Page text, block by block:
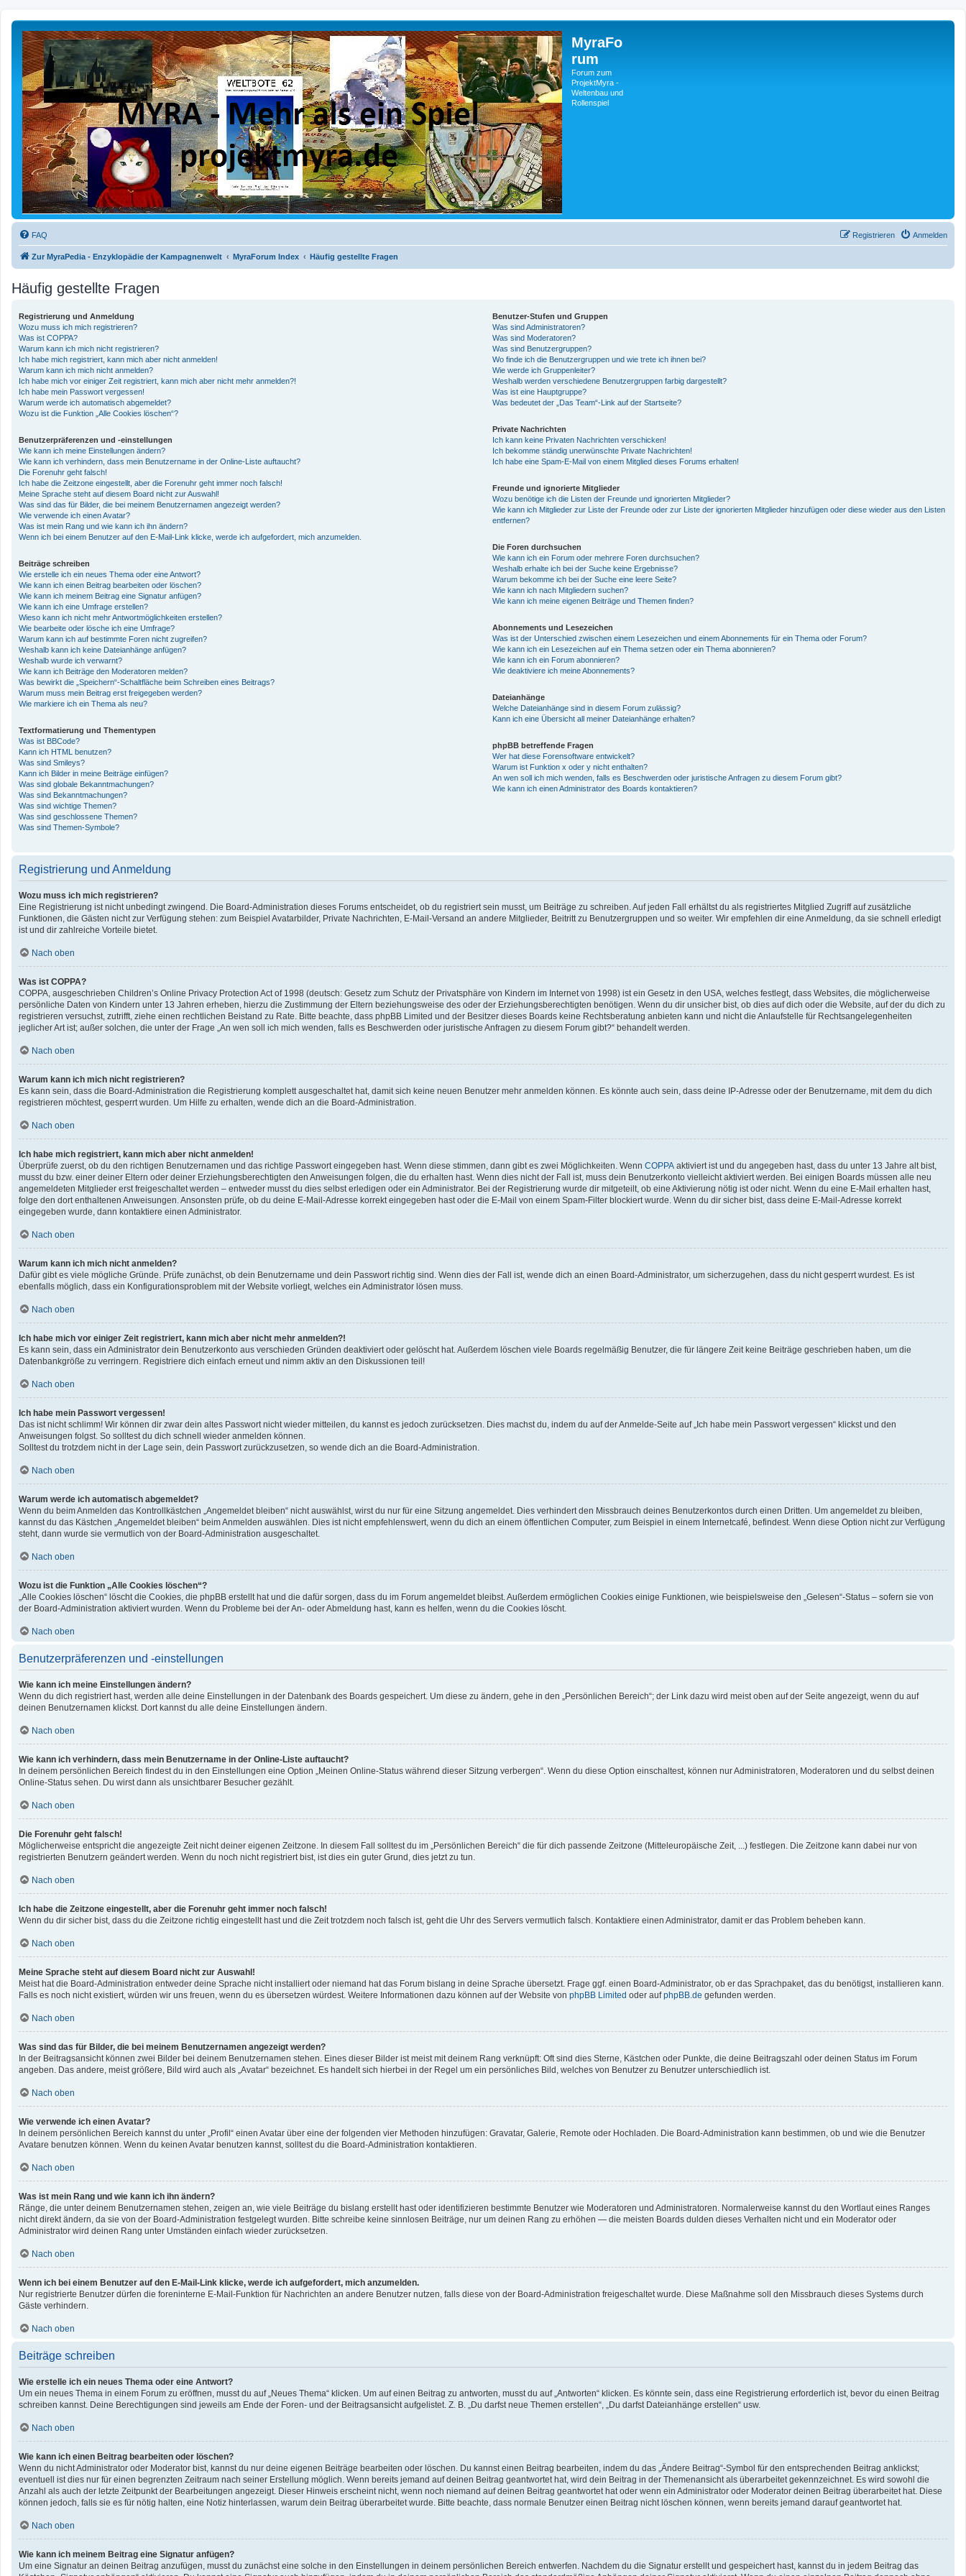
MyraFo
rum
Forum zum
ProjektMyra -
Weltenbau und
Rollenspiel
FAQ Anmelden
Registrieren
Zur MyraPedia - Enzyklopädie der Kampagnenwelt MyraForum Index Häufig gestellte Fragen
Häufig gestellte Fragen
Registrierung und Anmeldung
Wozu muss ich mich registrieren?
Was ist COPPA?
Warum kann ich mich nicht registrieren?
Ich habe mich registriert, kann mich aber nicht anmelden!
Warum kann ich mich nicht anmelden?
Ich habe mich vor einiger Zeit registriert, kann mich aber nicht mehr anmelden?!
Ich habe mein Passwort vergessen!
Warum werde ich automatisch abgemeldet?
Wozu ist die Funktion „Alle Cookies löschen“?
Benutzerpräferenzen und -einstellungen
Wie kann ich meine Einstellungen ändern?
Wie kann ich verhindern, dass mein Benutzername in der Online-Liste auftaucht?
Die Forenuhr geht falsch!
Ich habe die Zeitzone eingestellt, aber die Forenuhr geht immer noch falsch!
Meine Sprache steht auf diesem Board nicht zur Auswahl!
Was sind das für Bilder, die bei meinem Benutzernamen angezeigt werden?
Wie verwende ich einen Avatar?
Was ist mein Rang und wie kann ich ihn ändern?
Wenn ich bei einem Benutzer auf den E-Mail-Link klicke, werde ich aufgefordert, mich anzumelden.
Beiträge schreiben
Wie erstelle ich ein neues Thema oder eine Antwort?
Wie kann ich einen Beitrag bearbeiten oder löschen?
Wie kann ich meinem Beitrag eine Signatur anfügen?
Wie kann ich eine Umfrage erstellen?
Wieso kann ich nicht mehr Antwortmöglichkeiten erstellen?
Wie bearbeite oder lösche ich eine Umfrage?
Warum kann ich auf bestimmte Foren nicht zugreifen?
Weshalb kann ich keine Dateianhänge anfügen?
Weshalb wurde ich verwarnt?
Wie kann ich Beiträge den Moderatoren melden?
Was bewirkt die „Speichern“-Schaltfläche beim Schreiben eines Beitrags?
Warum muss mein Beitrag erst freigegeben werden?
Wie markiere ich ein Thema als neu?
Textformatierung und Thementypen
Was ist BBCode?
Kann ich HTML benutzen?
Was sind Smileys?
Kann ich Bilder in meine Beiträge einfügen?
Was sind globale Bekanntmachungen?
Was sind Bekanntmachungen?
Was sind wichtige Themen?
Was sind geschlossene Themen?
Was sind Themen-Symbole?
Benutzer-Stufen und Gruppen
Was sind Administratoren?
Was sind Moderatoren?
Was sind Benutzergruppen?
Wo finde ich die Benutzergruppen und wie trete ich ihnen bei?
Wie werde ich Gruppenleiter?
Weshalb werden verschiedene Benutzergruppen farbig dargestellt?
Was ist eine Hauptgruppe?
Was bedeutet der „Das Team“-Link auf der Startseite?
Private Nachrichten
Ich kann keine Privaten Nachrichten verschicken!
Ich bekomme ständig unerwünschte Private Nachrichten!
Ich habe eine Spam-E-Mail von einem Mitglied dieses Forums erhalten!
Freunde und ignorierte Mitglieder
Wozu benötige ich die Listen der Freunde und ignorierten Mitglieder?
Wie kann ich Mitglieder zur Liste der Freunde oder zur Liste der ignorierten Mitglieder hinzufügen oder diese wieder aus den Listen
entfernen?
Die Foren durchsuchen
Wie kann ich ein Forum oder mehrere Foren durchsuchen?
Weshalb erhalte ich bei der Suche keine Ergebnisse?
Warum bekomme ich bei der Suche eine leere Seite?
Wie kann ich nach Mitgliedern suchen?
Wie kann ich meine eigenen Beiträge und Themen finden?
Abonnements und Lesezeichen
Was ist der Unterschied zwischen einem Lesezeichen und einem Abonnements für ein Thema oder Forum?
Wie kann ich ein Lesezeichen auf ein Thema setzen oder ein Thema abonnieren?
Wie kann ich ein Forum abonnieren?
Wie deaktiviere ich meine Abonnements?
Dateianhänge
Welche Dateianhänge sind in diesem Forum zulässig?
Kann ich eine Übersicht all meiner Dateianhänge erhalten?
phpBB betreffende Fragen
Wer hat diese Forensoftware entwickelt?
Warum ist Funktion x oder y nicht enthalten?
An wen soll ich mich wenden, falls es Beschwerden oder juristische Anfragen zu diesem Forum gibt?
Wie kann ich einen Administrator des Boards kontaktieren?
Registrierung und Anmeldung
Wozu muss ich mich registrieren?
Eine Registrierung ist nicht unbedingt zwingend. Die Board-Administration dieses Forums entscheidet, ob du registriert sein musst, um Beiträge zu schreiben. Auf jeden Fall erhältst du als registriertes Mitglied Zugriff auf zusätzliche
Funktionen, die Gästen nicht zur Verfügung stehen: zum Beispiel Avatarbilder, Private Nachrichten, E-Mail-Versand an andere Mitglieder, Beitritt zu Benutzergruppen und so weiter. Wir empfehlen dir eine Anmeldung, da sie schnell erledigt
ist und dir zahlreiche Vorteile bietet.
Nach oben
Was ist COPPA?
COPPA, ausgeschrieben Children’s Online Privacy Protection Act of 1998 (deutsch: Gesetz zum Schutz der Privatsphäre von Kindern im Internet von 1998) ist ein Gesetz in den USA, welches festlegt, dass Websites, die möglicherweise
persönliche Daten von Kindern unter 13 Jahren erheben, hierzu die Zustimmung der Eltern beziehungsweise des oder der Erziehungsberechtigten benötigen. Wenn du dir unsicher bist, ob dies auf dich oder die Website, auf der du dich zu
registrieren versuchst, zutrifft, ziehe einen rechtlichen Beistand zu Rate. Bitte beachte, dass phpBB Limited und der Besitzer dieses Boards keine Rechtsberatung anbieten kann und nicht die Anlaufstelle für Rechtsangelegenheiten
jeglicher Art ist; außer solchen, die unter der Frage „An wen soll ich mich wenden, falls es Beschwerden oder juristische Anfragen zu diesem Forum gibt?“ behandelt werden.
Nach oben
Warum kann ich mich nicht registrieren?
Es kann sein, dass die Board-Administration die Registrierung komplett ausgeschaltet hat, damit sich keine neuen Benutzer mehr anmelden können. Es könnte auch sein, dass deine IP-Adresse oder der Benutzername, mit dem du dich
registrieren möchtest, gesperrt wurden. Um Hilfe zu erhalten, wende dich an die Board-Administration.
Nach oben
Ich habe mich registriert, kann mich aber nicht anmelden!
Überprüfe zuerst, ob du den richtigen Benutzernamen und das richtige Passwort eingegeben hast. Wenn diese stimmen, dann gibt es zwei Möglichkeiten. Wenn COPPA aktiviert ist und du angegeben hast, dass du unter 13 Jahre alt bist,
musst du bzw. einer deiner Eltern oder deiner Erziehungsberechtigten den Anweisungen folgen, die du erhalten hast. Wenn dies nicht der Fall ist, muss dein Benutzerkonto vielleicht aktiviert werden. Bei einigen Boards müssen alle neu
angemeldeten Mitglieder erst freigeschaltet werden – entweder musst du dies selbst erledigen oder ein Administrator. Bei der Registrierung wurde dir mitgeteilt, ob eine Aktivierung nötig ist oder nicht. Wenn du eine E-Mail erhalten hast,
folge den dort enthaltenen Anweisungen. Ansonsten prüfe, ob du deine E-Mail-Adresse korrekt eingegeben hast oder die E-Mail von einem Spam-Filter blockiert wurde. Wenn du dir sicher bist, dass deine E-Mail-Adresse korrekt
eingegeben wurde, dann kontaktiere einen Administrator.
Nach oben
Warum kann ich mich nicht anmelden?
Dafür gibt es viele mögliche Gründe. Prüfe zunächst, ob dein Benutzername und dein Passwort richtig sind. Wenn dies der Fall ist, wende dich an einen Board-Administrator, um sicherzugehen, dass du nicht gesperrt wurdest. Es ist
ebenfalls möglich, dass ein Konfigurationsproblem mit der Website vorliegt, welches ein Administrator lösen muss.
Nach oben
Ich habe mich vor einiger Zeit registriert, kann mich aber nicht mehr anmelden?!
Es kann sein, dass ein Administrator dein Benutzerkonto aus verschieden Gründen deaktiviert oder gelöscht hat. Außerdem löschen viele Boards regelmäßig Benutzer, die für längere Zeit keine Beiträge geschrieben haben, um die
Datenbankgröße zu verringern. Registriere dich einfach erneut und nimm aktiv an den Diskussionen teil!
Nach oben
Ich habe mein Passwort vergessen!
Das ist nicht schlimm! Wir können dir zwar dein altes Passwort nicht wieder mitteilen, du kannst es jedoch zurücksetzen. Dies machst du, indem du auf der Anmelde-Seite auf „Ich habe mein Passwort vergessen“ klickst und den
Anweisungen folgst. So solltest du dich schnell wieder anmelden können.
Solltest du trotzdem nicht in der Lage sein, dein Passwort zurückzusetzen, so wende dich an die Board-Administration.
Nach oben
Warum werde ich automatisch abgemeldet?
Wenn du beim Anmelden das Kontrollkästchen „Angemeldet bleiben“ nicht auswählst, wirst du nur für eine Sitzung angemeldet. Dies verhindert den Missbrauch deines Benutzerkontos durch einen Dritten. Um angemeldet zu bleiben,
kannst du das Kästchen „Angemeldet bleiben“ beim Anmelden auswählen. Dies ist nicht empfehlenswert, wenn du dich an einem öffentlichen Computer, zum Beispiel in einem Internetcafé, befindest. Wenn diese Option nicht zur Verfügung
steht, dann wurde sie vermutlich von der Board-Administration ausgeschaltet.
Nach oben
Wozu ist die Funktion „Alle Cookies löschen“?
„Alle Cookies löschen“ löscht die Cookies, die phpBB erstellt hat und die dafür sorgen, dass du im Forum angemeldet bleibst. Außerdem ermöglichen Cookies einige Funktionen, wie beispielsweise den „Gelesen“-Status – sofern sie von
der Board-Administration aktiviert wurden. Wenn du Probleme bei der An- oder Abmeldung hast, kann es helfen, wenn du die Cookies löscht.
Nach oben
Benutzerpräferenzen und -einstellungen
Wie kann ich meine Einstellungen ändern?
Wenn du dich registriert hast, werden alle deine Einstellungen in der Datenbank des Boards gespeichert. Um diese zu ändern, gehe in den „Persönlichen Bereich“; der Link dazu wird meist oben auf der Seite angezeigt, wenn du auf
deinen Benutzernamen klickst. Dort kannst du alle deine Einstellungen ändern.
Nach oben
Wie kann ich verhindern, dass mein Benutzername in der Online-Liste auftaucht?
In deinem persönlichen Bereich findest du in den Einstellungen eine Option „Meinen Online-Status während dieser Sitzung verbergen“. Wenn du diese Option einschaltest, können nur Administratoren, Moderatoren und du selbst deinen
Online-Status sehen. Du wirst dann als unsichtbarer Besucher gezählt.
Nach oben
Die Forenuhr geht falsch!
Möglicherweise entspricht die angezeigte Zeit nicht deiner eigenen Zeitzone. In diesem Fall solltest du im „Persönlichen Bereich“ die für dich passende Zeitzone (Mitteleuropäische Zeit, ...) festlegen. Die Zeitzone kann dabei nur von
registrierten Benutzern geändert werden. Wenn du noch nicht registriert bist, ist dies ein guter Grund, dies jetzt zu tun.
Nach oben
Ich habe die Zeitzone eingestellt, aber die Forenuhr geht immer noch falsch!
Wenn du dir sicher bist, dass du die Zeitzone richtig eingestellt hast und die Zeit trotzdem noch falsch ist, geht die Uhr des Servers vermutlich falsch. Kontaktiere einen Administrator, damit er das Problem beheben kann.
Nach oben
Meine Sprache steht auf diesem Board nicht zur Auswahl!
Meist hat die Board-Administration entweder deine Sprache nicht installiert oder niemand hat das Forum bislang in deine Sprache übersetzt. Frage ggf. einen Board-Administrator, ob er das Sprachpaket, das du benötigst, installieren kann.
Falls es noch nicht existiert, würden wir uns freuen, wenn du es übersetzen würdest. Weitere Informationen dazu können auf der Website von phpBB Limited oder aufphpBB.de gefunden werden.
Nach oben
Was sind das für Bilder, die bei meinem Benutzernamen angezeigt werden?
In der Beitragsansicht können zwei Bilder bei deinem Benutzernamen stehen. Eines dieser Bilder ist meist mit deinem Rang verknüpft: Oft sind dies Sterne, Kästchen oder Punkte, die deine Beitragszahl oder deinen Status im Forum
angeben. Das andere, meist größere, Bild wird auch als „Avatar“ bezeichnet. Es handelt sich hierbei in der Regel um ein persönliches Bild, welches von Benutzer zu Benutzer unterschiedlich ist.
Nach oben
Wie verwende ich einen Avatar?
In deinem persönlichen Bereich kannst du unter „Profil“ einen Avatar über eine der folgenden vier Methoden hinzufügen: Gravatar, Galerie, Remote oder Hochladen. Die Board-Administration kann bestimmen, ob und wie die Benutzer
Avatare benutzen können. Wenn du keinen Avatar benutzen kannst, solltest du die Board-Administration kontaktieren.
Nach oben
Was ist mein Rang und wie kann ich ihn ändern?
Ränge, die unter deinem Benutzernamen stehen, zeigen an, wie viele Beiträge du bislang erstellt hast oder identifizieren bestimmte Benutzer wie Moderatoren und Administratoren. Normalerweise kannst du den Wortlaut eines Ranges
nicht direkt ändern, da sie von der Board-Administration festgelegt wurden. Bitte schreibe keine sinnlosen Beiträge, nur um deinen Rang zu erhöhen — die meisten Boards dulden dieses Verhalten nicht und ein Moderator oder
Administrator wird deinen Rang unter Umständen einfach wieder zurücksetzen.
Nach oben
Wenn ich bei einem Benutzer auf den E-Mail-Link klicke, werde ich aufgefordert, mich anzumelden.
Nur registrierte Benutzer dürfen die foreninterne E-Mail-Funktion für Nachrichten an andere Benutzer nutzen, falls diese von der Board-Administration freigeschaltet wurde. Diese Maßnahme soll den Missbrauch dieses Systems durch
Gäste verhindern.
Nach oben
Beiträge schreiben
Wie erstelle ich ein neues Thema oder eine Antwort?
Um ein neues Thema in einem Forum zu eröffnen, musst du auf „Neues Thema“ klicken. Um auf einen Beitrag zu antworten, musst du auf „Antworten“ klicken. Es könnte sein, dass eine Registrierung erforderlich ist, bevor du einen Beitrag
schreiben kannst. Deine Berechtigungen sind jeweils am Ende der Foren- und der Beitragsansicht aufgelistet. Z. B. „Du darfst neue Themen erstellen“, „Du darfst Dateianhänge erstellen“ usw.
Nach oben
Wie kann ich einen Beitrag bearbeiten oder löschen?
Wenn du nicht Administrator oder Moderator bist, kannst du nur deine eigenen Beiträge bearbeiten oder löschen. Du kannst einen Beitrag bearbeiten, indem du das „Ändere Beitrag“-Symbol für den entsprechenden Beitrag anklickst;
eventuell ist dies nur für einen begrenzten Zeitraum nach seiner Erstellung möglich. Wenn bereits jemand auf deinen Beitrag geantwortet hat, wird dein Beitrag in der Themenansicht als überarbeitet gekennzeichnet. Es wird sowohl die
Anzahl als auch der letzte Zeitpunkt der Bearbeitungen angezeigt. Dieser Hinweis erscheint nicht, wenn noch niemand auf deinen Beitrag geantwortet hat oder wenn ein Administrator oder Moderator deinen Beitrag überarbeitet hat. Diese
können jedoch, falls sie es für nötig halten, eine Notiz hinterlassen, warum dein Beitrag überarbeitet wurde. Bitte beachte, dass normale Benutzer einen Beitrag nicht löschen können, wenn bereits jemand darauf geantwortet hat.
Nach oben
Wie kann ich meinem Beitrag eine Signatur anfügen?
Um eine Signatur an deinen Beitrag anzufügen, musst du zunächst eine solche in den Einstellungen in deinem persönlichen Bereich entwerfen. Nachdem du die Signatur erstellt und gespeichert hast, kannst du in jedem Beitrag das